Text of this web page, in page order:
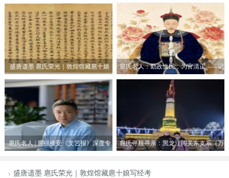
盛唐遗墨 扈氏荣光｜敦煌馆藏扈十娘
写经考
扈氏名人：勤政恤民，为官清正——记
曹南扈
扈氏名人 | 扈强接受《文艺报》深度专 扈氏寻根寻亲：黑龙江闯关东支系（万
盛唐遗墨 扈氏荣光｜敦煌馆藏扈十娘写经考